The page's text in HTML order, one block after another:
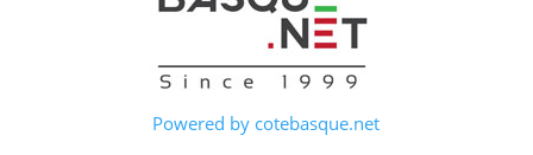
Powered by cotebasque.net